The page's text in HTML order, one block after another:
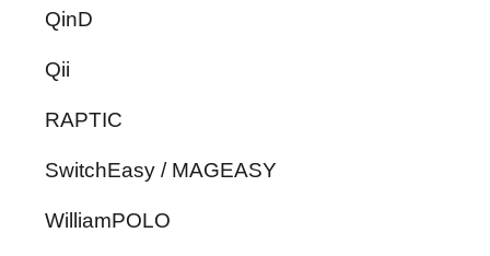
QinD
Qii
RAPTIC
SwitchEasy / MAGEASY
WilliamPOLO